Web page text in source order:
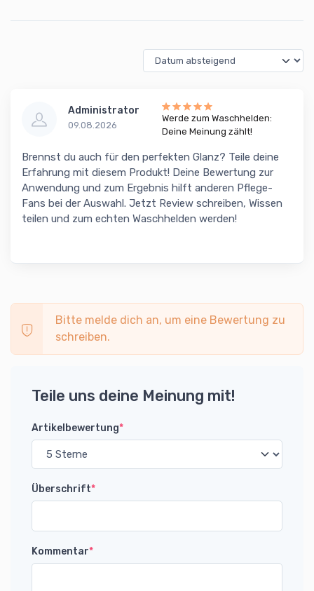
Administrator
09.08.2026
Werde zum Waschhelden:
Deine Meinung zählt!
Brennst du auch für den perfekten Glanz? Teile deine
Erfahrung mit diesem Produkt! Deine Bewertung zur
Anwendung und zum Ergebnis hilft anderen Pflege-
Fans bei der Auswahl. Jetzt Review schreiben, Wissen
teilen und zum echten Waschhelden werden!
Bitte melde dich an, um eine Bewertung zu
schreiben.
Teile uns deine Meinung mit!
Artikelbewertung*
Überschrift*
Kommentar*